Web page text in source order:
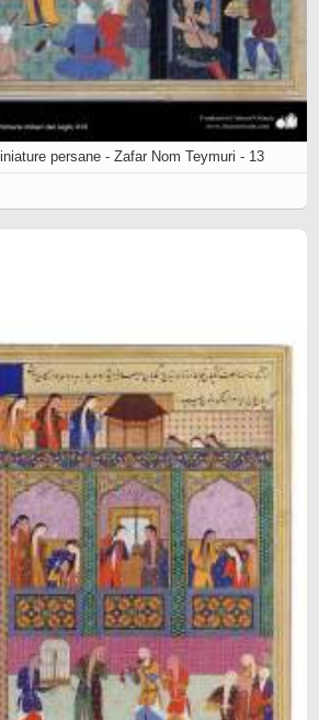
persane - Zafar Nom Teymuri - 13